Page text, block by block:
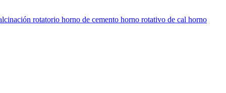
rotatorio horno de cemento horno rotativo de cal horno